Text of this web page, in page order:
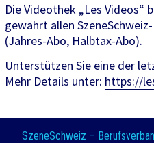
Die Videothek „Les Videos“
gewährt allen
(Jahres-Abo, Halbtax-Abo).
Unterstützen Sie eine der
Mehr Details unter: https://
SzeneSchweiz –